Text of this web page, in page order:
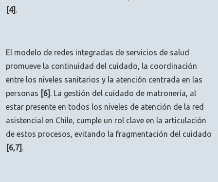
[4] .
El modelo de redes integradas de servicios de salud
promueve la continuidad del cuidado, la coordinación
entre los niveles sanitarios y la atención centrada en las
personas [6] . La gestión del cuidado de matronería, al
estar presente en todos los niveles de atención de la red
asistencial en Chile, cumple un rol clave en la articulación
de estos procesos, evitando la fragmentación del cuidado
[6,7] .